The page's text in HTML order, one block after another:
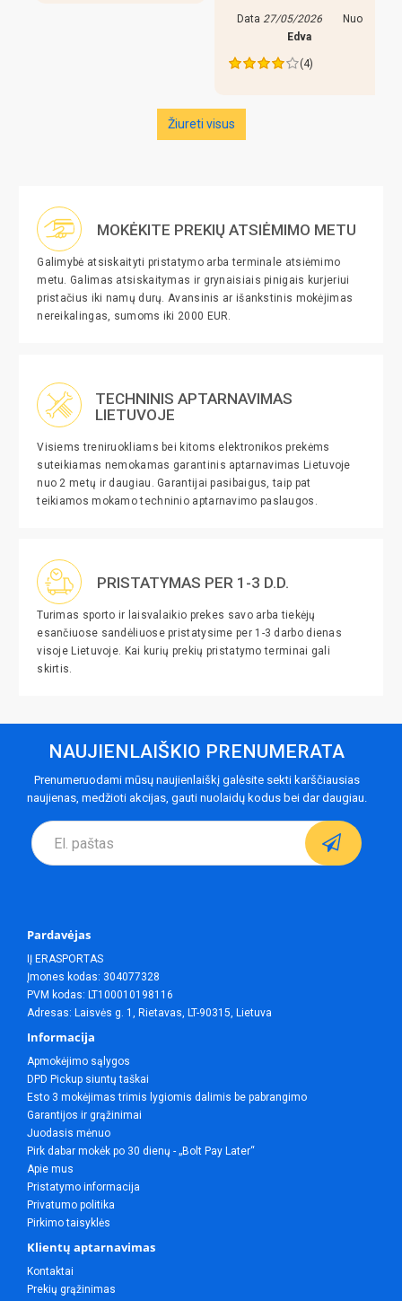
Data27/05/2026
Nuo
Edva
(4)
Žiureti visus
MOKĖKITE PREKIŲ ATSIĖMIMO METU
Galimybė atsiskaityti pristatymo arba terminale atsiėmimo
metu. Galimas atsiskaitymas ir grynaisiais pinigais kurjeriui
pristačius iki namų durų. Avansinis ar išankstinis mokėjimas
nereikalingas, sumoms iki 2000 EUR.
TECHNINIS APTARNAVIMAS
LIETUVOJE
Visiems treniruokliams bei kitoms elektronikos prekėms
suteikiamas nemokamas garantinis aptarnavimas Lietuvoje
nuo 2 metų ir daugiau. Garantijai pasibaigus, taip pat
teikiamos mokamo techninio aptarnavimo paslaugos.
PRISTATYMAS PER 1-3 D.D.
Turimas sporto ir laisvalaikio prekes savo arba tiekėjų
esančiuose sandėliuose pristatysime per 1-3 darbo dienas
visoje Lietuvoje. Kai kurių prekių pristatymo terminai gali
skirtis.
NAUJIENLAIŠKIO PRENUMERATA
Prenumeruodami mūsų naujienlaiškį galėsite sekti karščiausias
naujienas, medžioti akcijas, gauti nuolaidų kodus bei dar daugiau.
Pardavėjas
IĮ ERASPORTAS
Įmones kodas: 304077328
PVM kodas: LT100010198116
Adresas: Laisvės g. 1, Rietavas, LT-90315, Lietuva
Informacija
Apmokėjimo sąlygos
DPD Pickup siuntų taškai
Esto 3 mokėjimas trimis lygiomis dalimis be pabrangimo
Garantijos ir grąžinimai
Juodasis mėnuo
Pirk dabar mokėk po 30 dienų - „Bolt Pay Later“
Apie mus
Pristatymo informacija
Privatumo politika
Pirkimo taisyklės
Klientų aptarnavimas
Kontaktai
Prekių grąžinimas